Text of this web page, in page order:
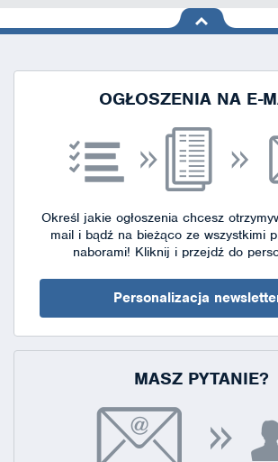
na górę
OGŁOSZENIA NA E-
Określ jakie ogłoszenia chcesz
mail i bądź na bieżąco ze wszystkimi
naborami! Kliknij i przejdź do
Personalizacja
MASZ PYTANIE?